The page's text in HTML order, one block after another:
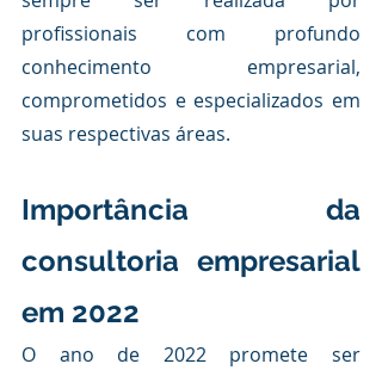
profissionais com profundo
conhecimento empresarial,
comprometidos e especializados em
suas respectivas áreas.
Importância da
consultoria empresarial
em 2022
O ano de 2022 promete ser